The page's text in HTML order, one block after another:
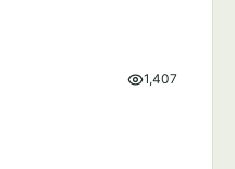
1,407